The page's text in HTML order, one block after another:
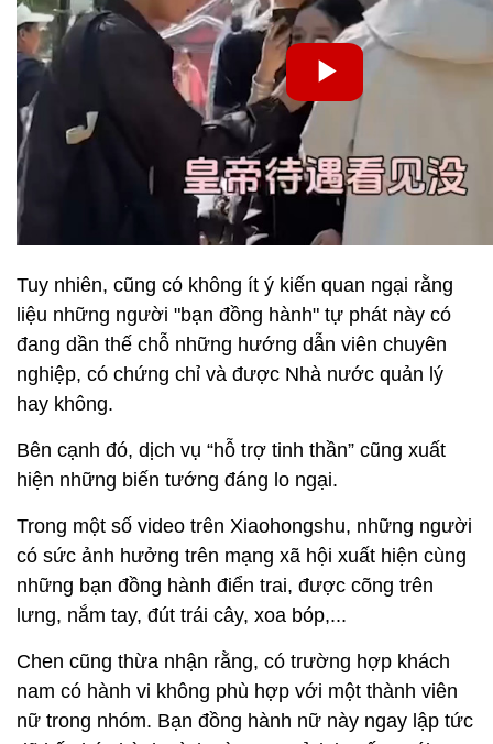
Tuy nhiên, cũng có không ít ý kiến quan ngại rằng
liệu những người "bạn đồng hành" tự phát này có
đang dần thế chỗ những hướng dẫn viên chuyên
nghiệp, có chứng chỉ và được Nhà nước quản lý
hay không.
Bên cạnh đó, dịch vụ “hỗ trợ tinh thần” cũng xuất
hiện những biến tướng đáng lo ngại.
Trong một số video trên Xiaohongshu, những người
có sức ảnh hưởng trên mạng xã hội xuất hiện cùng
những bạn đồng hành điển trai, được cõng trên
lưng, nắm tay, đút trái cây, xoa bóp,...
Chen cũng thừa nhận rằng, có trường hợp khách
nam có hành vi không phù hợp với một thành viên
nữ trong nhóm. Bạn đồng hành nữ này ngay lập tức